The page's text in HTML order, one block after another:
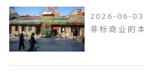
2026-06-03
非标商业的